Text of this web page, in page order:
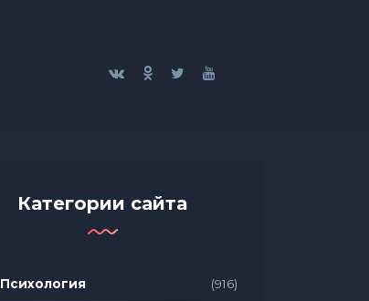
Категории сайта
Психология (916)